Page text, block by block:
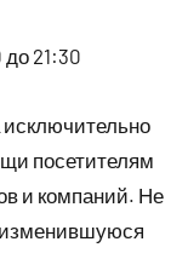
21:30
посетителям
и компаний. Не
изменившуюся